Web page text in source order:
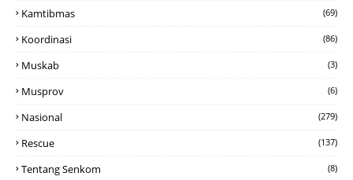
Kamtibmas (69)
Koordinasi (86)
Muskab (3)
Musprov (6)
Nasional (279)
Rescue (137)
Tentang Senkom (8)